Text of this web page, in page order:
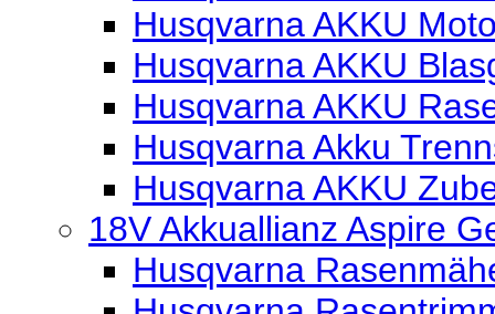
Husqvarna AKKU
Husqvarna AKKU
Husqvarna AKKU
Husqvarna Akku
Husqvarna AKKU
18V Akkuallianz Aspire
Husqvarna